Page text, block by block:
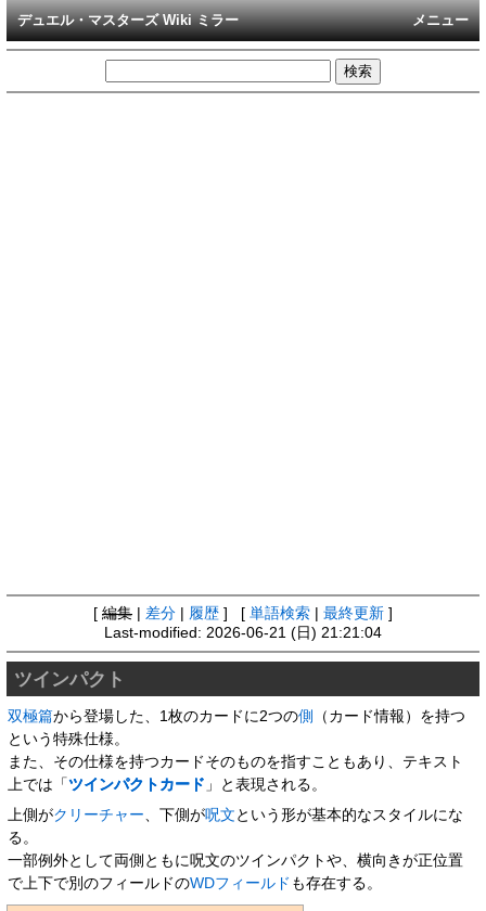
メニュー
デュエル・マスターズ Wiki ミラー
[ 編集 差分 履歴 ] [ 単語検索 最終更新 ]
Last-modified: 2026-06-21 (日) 21:21:04
ツインパクト
双極篇から登場した、1枚のカードに2つの側
（カード情報）を持つ
という特殊仕様。
また、その仕様を持つカードそのものを指すこともあり、テキスト
上では「ツインパクトカード 」と表現される。
上側がクリーチャー 、下側が呪文 という形が基本的なスタイルにな
る。
一部例外として両側ともに呪文のツインパクトや、横向きが正位置
で上下で別のフィールドのWDフィールド も存在する。